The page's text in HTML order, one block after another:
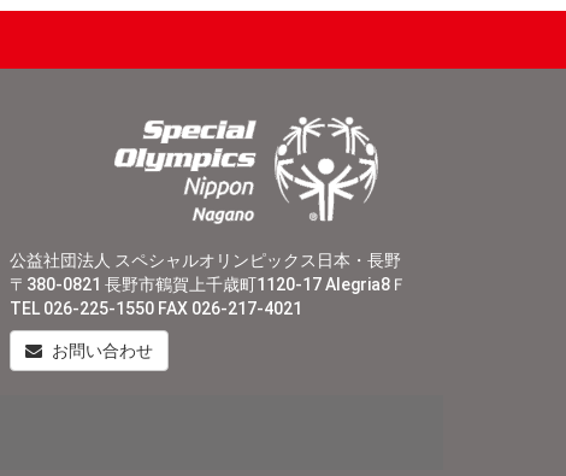
公益社団法人 スペシャルオリンピックス日本・長野
〒380-0821 長野市鶴賀上千歳町1120-17 Alegria8Ｆ
TEL 026-225-1550 FAX 026-217-4021
お問い合わせ